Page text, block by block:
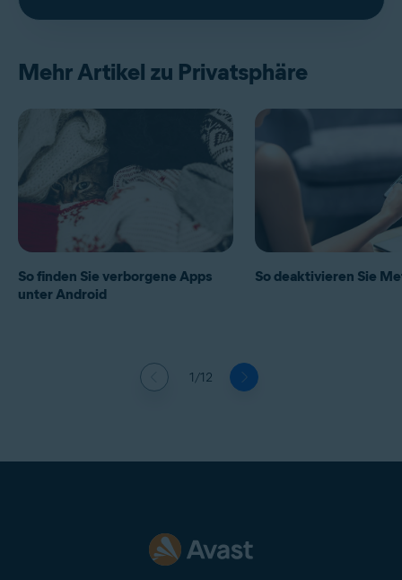
Mehr Artikel zu Privatsphäre
1/12
So finden Sie verborgene Apps
unter Android
So deaktivieren Sie